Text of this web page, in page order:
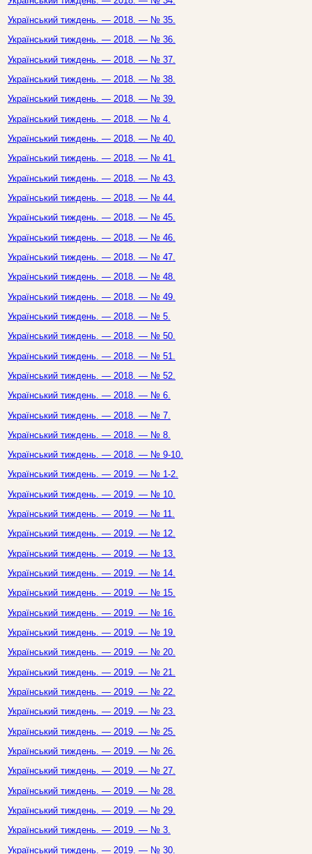
Український тиждень. — 2018. — № 35.
Український тиждень. — 2018. — № 36.
Український тиждень. — 2018. — № 37.
Український тиждень. — 2018. — № 38.
Український тиждень. — 2018. — № 39.
Український тиждень. — 2018. — № 4.
Український тиждень. — 2018. — № 40.
Український тиждень. — 2018. — № 41.
Український тиждень. — 2018. — № 43.
Український тиждень. — 2018. — № 44.
Український тиждень. — 2018. — № 45.
Український тиждень. — 2018. — № 46.
Український тиждень. — 2018. — № 47.
Український тиждень. — 2018. — № 48.
Український тиждень. — 2018. — № 49.
Український тиждень. — 2018. — № 5.
Український тиждень. — 2018. — № 50.
Український тиждень. — 2018. — № 51.
Український тиждень. — 2018. — № 52.
Український тиждень. — 2018. — № 6.
Український тиждень. — 2018. — № 7.
Український тиждень. — 2018. — № 8.
Український тиждень. — 2018. — № 9-10.
Український тиждень. — 2019. — № 1-2.
Український тиждень. — 2019. — № 10.
Український тиждень. — 2019. — № 11.
Український тиждень. — 2019. — № 12.
Український тиждень. — 2019. — № 13.
Український тиждень. — 2019. — № 14.
Український тиждень. — 2019. — № 15.
Український тиждень. — 2019. — № 16.
Український тиждень. — 2019. — № 19.
Український тиждень. — 2019. — № 20.
Український тиждень. — 2019. — № 21.
Український тиждень. — 2019. — № 22.
Український тиждень. — 2019. — № 23.
Український тиждень. — 2019. — № 25.
Український тиждень. — 2019. — № 26.
Український тиждень. — 2019. — № 27.
Український тиждень. — 2019. — № 28.
Український тиждень. — 2019. — № 29.
Український тиждень. — 2019. — № 3.
Український тиждень. — 2019. — № 30.